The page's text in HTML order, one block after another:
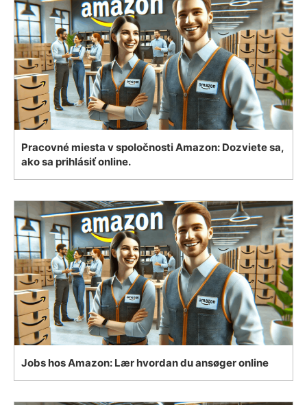
Pracovné miesta v spoločnosti Amazon: Dozviete sa,
ako sa prihlásiť online.
Jobs hos Amazon: Lær hvordan du ansøger online